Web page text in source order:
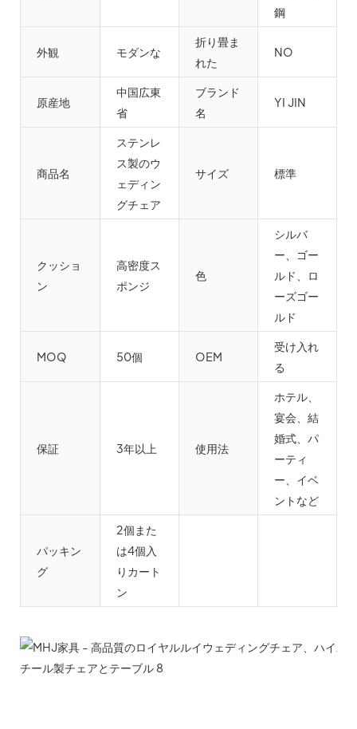
鋼
外観 モダンな
折り畳ま
れた
NO
原産地
中国広東
省
ブランド
名
YI JIN
商品名
ステンレ
ス製のウ
ェディン
グチェア
サイズ 標準
クッショ
ン
高密度ス
ポンジ
色
シルバ
ー、ゴー
ルド、ロ
ーズゴー
ルド
MOQ 50個 OEM
受け入れ
る
保証 3年以上 使用法
ホテル、
宴会、結
婚式、パ
ーティ
ー、イベ
ントなど
パッキン
グ
2個また
は4個入
りカート
ン